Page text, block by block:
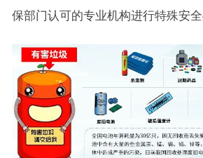
保部门认可的专业机构进行特殊安全